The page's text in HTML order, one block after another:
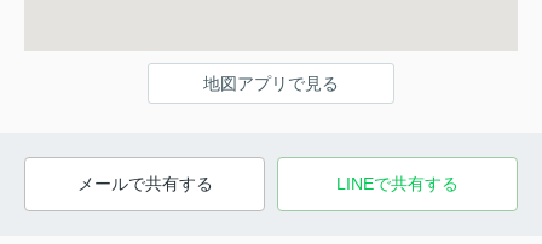
地図アプリで見る
メールで共有する LINEで共有する